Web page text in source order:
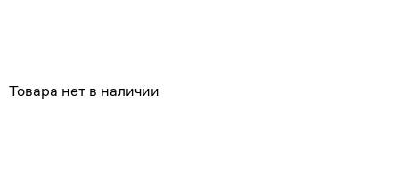
Товара нет в наличии